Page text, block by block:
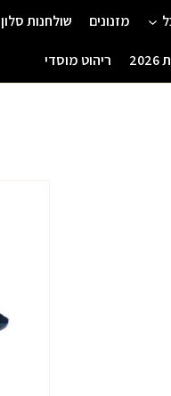
מזנונים שולחנות סלון
ריהוט מוסדי